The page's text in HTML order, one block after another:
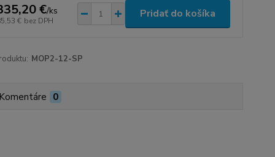
€/ks
€ bez DPH
Pridať do košíka
MOP2-12-SP
0